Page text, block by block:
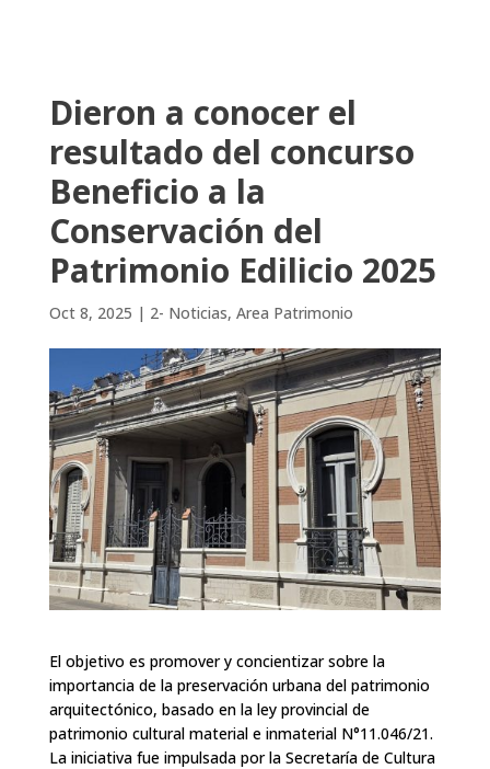
Dieron a conocer el
resultado del concurso
Beneficio a la
Conservación del
Patrimonio Edilicio 2025
Oct 8, 2025 | 2- Noticias, Area Patrimonio
El objetivo es promover y concientizar sobre la
importancia de la preservación urbana del patrimonio
arquitectónico, basado en la ley provincial de
patrimonio cultural material e inmaterial N°11.046/21.
La iniciativa fue impulsada por la Secretaría de Cultura